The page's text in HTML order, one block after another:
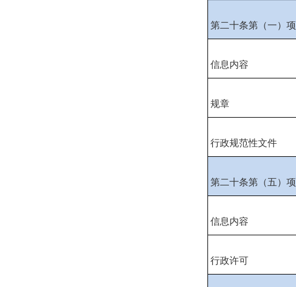
第二十条第（一）项
信息内容
规章
行政规范性文件
第二十条第（五）项
信息内容
行政许可